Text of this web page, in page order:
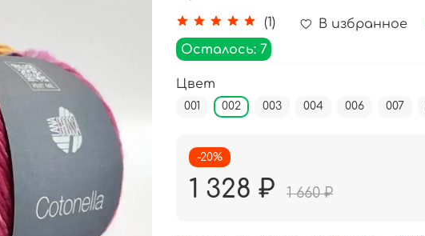
(1) В избранное
Осталось: 7
Цвет
001 002 003 004 006 007
-20%
1 328 ₽ 1 660 ₽